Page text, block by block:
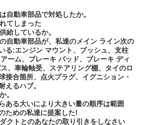
自動車部品で対処したか。
てしまった
給しているか。
自動車部品が、私達のメイン ライン次の
る:エンジン マウント、ブッシュ、支柱
ーム、ブレーキ パッド、ブレーキ ディ
、車輪軸受、ステアリング棚、タイのロ
接合箇所、点火プラグ、イグニション・
えるハブ。
。
ある大いにより大きい量の順序は範囲
ための私達に提案した!
クトとのあなたの取り引きをしなさい